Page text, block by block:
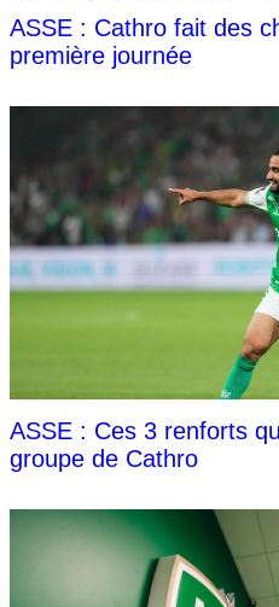
ASSE : Cathro fait des
première journée
ASSE : Ces 3 renforts
groupe de Cathro